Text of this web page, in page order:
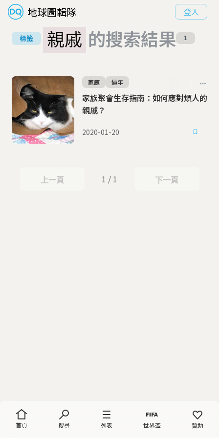
地球圖輯隊 登入
首頁 搜尋 列表 世界盃 贊助
標籤 親戚 的搜索結果 1
家族聚會生存指南：如何應對煩人的
親戚？
家庭 過年
2020-01-20
上一頁
上一頁 1 / 1 下一頁
下一頁